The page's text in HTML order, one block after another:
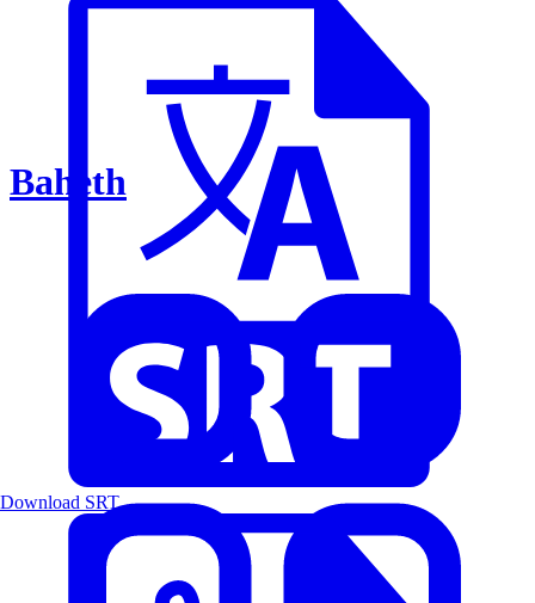
Baheth
Download SRT